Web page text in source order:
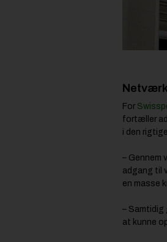
For
fortæller
i den
– Gennem
adgang til
en masse
– Samtidig
at kunne